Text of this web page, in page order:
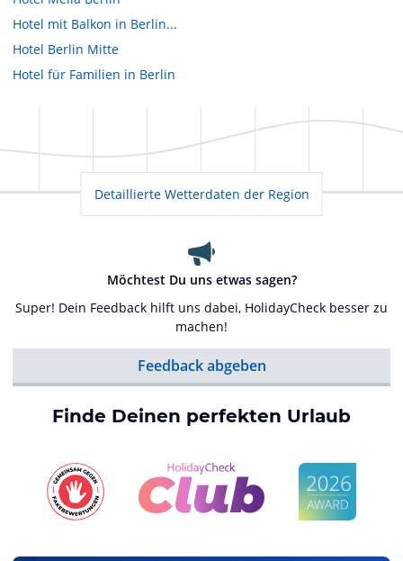
Hotel mit Balkon in Berlin...
Hotel Berlin Mitte
Hotel für Familien in Berlin
Detaillierte Wetterdaten der Region
Möchtest Du uns etwas sagen?
Super! Dein Feedback hilft uns dabei, HolidayCheck besser zu
machen!
Feedback abgeben
Finde Deinen perfekten Urlaub